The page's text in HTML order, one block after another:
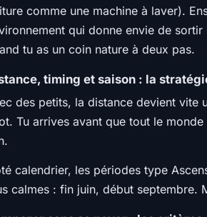
comme une machine à laver).
qui donne envie de
tu as un coin nature à deux pas.
timing et saison : la
des petits, la distance devient vite
Tu arrives avant que tout le
calendrier, les périodes type
calmes : fin juin, début septembre.